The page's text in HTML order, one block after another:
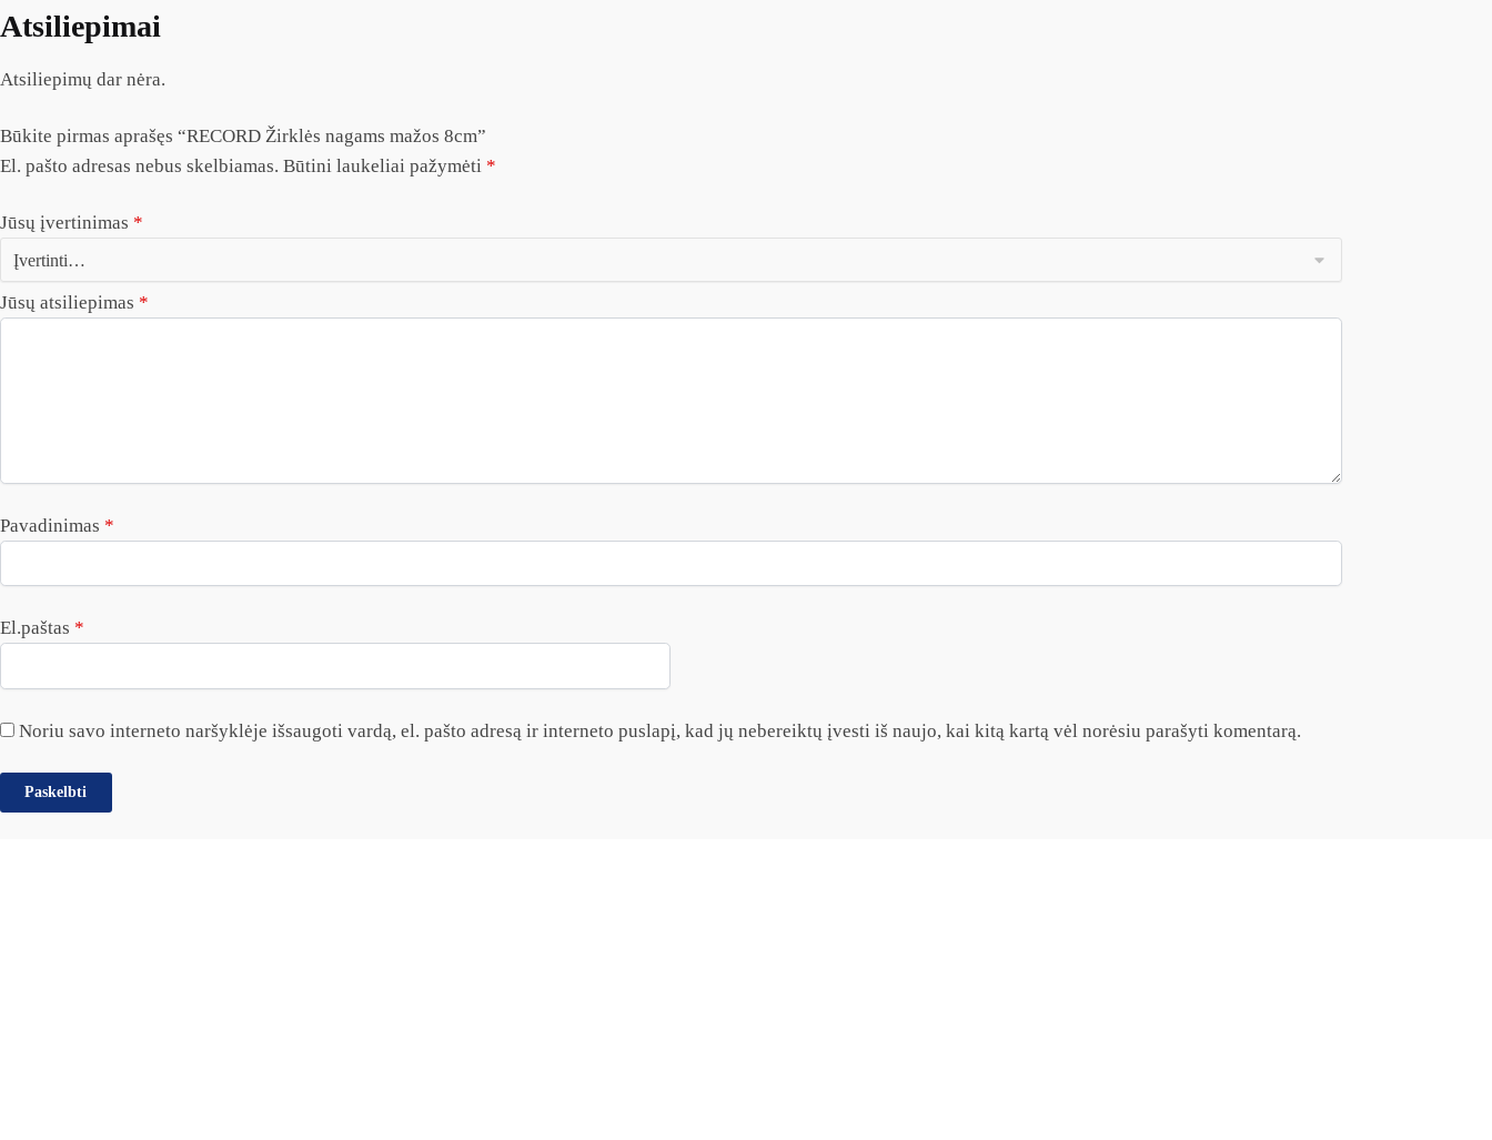
Atsiliepimai
Atsiliepimų dar nėra.
Būkite pirmas aprašęs “RECORD Žirklės nagams mažos 8cm”
El. pašto adresas nebus skelbiamas. Būtini laukeliai pažymėti *
Jūsų įvertinimas *
Jūsų atsiliepimas *
Pavadinimas *
El.paštas *
Noriu savo interneto naršyklėje išsaugoti vardą, el. pašto adresą ir interneto puslapį, kad jų nebereiktų įvesti iš naujo, kai kitą kartą vėl norėsiu parašyti komentarą.